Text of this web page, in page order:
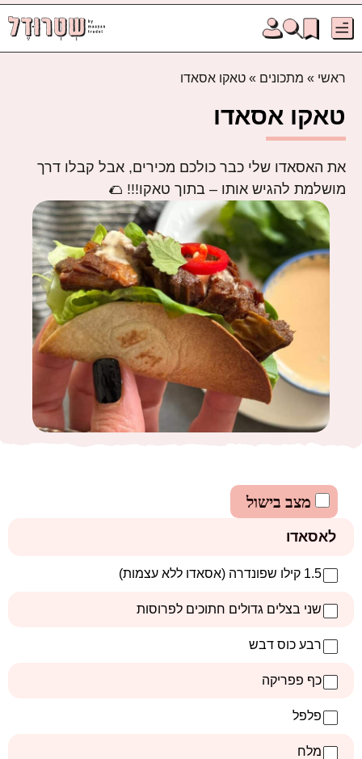
ראשי » מתכונים » טאקו אסאדו
טאקו אסאדו
את האסאדו שלי כבר כולכם מכירים, אבל קבלו דרך
מושלמת להגיש אותו – בתוך טאקו!!! 🌮
מצב בישול
לאסאדו
1.5 קילו שפונדרה (אסאדו ללא עצמות)
שני בצלים גדולים חתוכים לפרוסות
רבע כוס דבש
כף פפריקה
פלפל
מלח